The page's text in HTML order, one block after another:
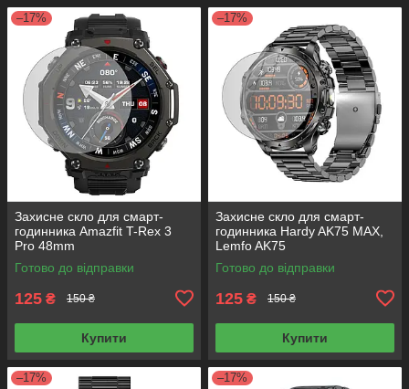
–17%
Захисне скло для смарт-
годинника Amazfit T-Rex 3
Pro 48mm
Готово до відправки
125 ₴ 150 ₴
Купити
–17%
Захисне скло для смарт-
годинника Hardy AK75 MAX,
Lemfo AK75
Готово до відправки
125 ₴ 150 ₴
Купити
–17% –17%